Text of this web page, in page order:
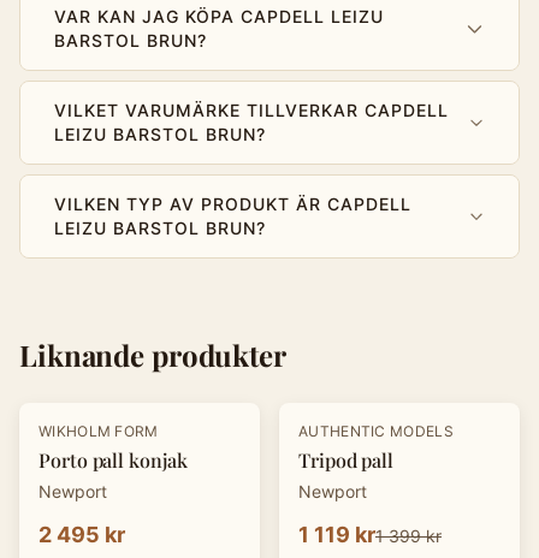
VAR KAN JAG KÖPA CAPDELL LEIZU
BARSTOL BRUN?
VILKET VARUMÄRKE TILLVERKAR CAPDELL
LEIZU BARSTOL BRUN?
VILKEN TYP AV PRODUKT ÄR CAPDELL
LEIZU BARSTOL BRUN?
Liknande produkter
WIKHOLM FORM
Porto pall konjak
Newport
2 495 kr
-20%
AUTHENTIC MODELS
Tripod pall
Newport
1 119 kr1 399 kr